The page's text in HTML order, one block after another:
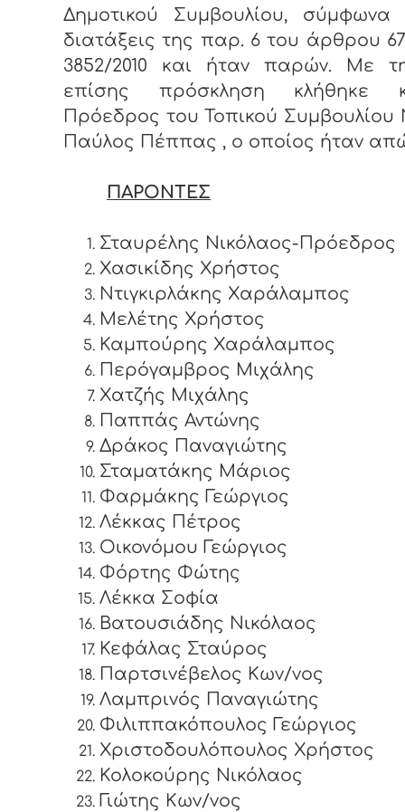
Δημοτικού Συμβουλίου, σύμφωνα
διατάξεις της παρ. 6 του άρθρου
3852/2010 και ήταν παρών. Με
επίσης πρόσκληση κλήθηκε
Πρόεδρος του Τοπικού Συμβουλίου
Παύλος Πέππας , ο οποίος ήταν
ΠΑΡΟΝΤΕΣ
Σταυρέλης Νικόλαος-Πρόεδρος
Χασικίδης Χρήστος
Ντιγκιρλάκης Χαράλαμπος
Μελέτης Χρήστος
Καμπούρης Χαράλαμπος
Περόγαμβρος Μιχάλης
Χατζής Μιχάλης
Παππάς Αντώνης
Δράκος Παναγιώτης
Σταματάκης Μάριος
Φαρμάκης Γεώργιος
Λέκκας Πέτρος
Οικονόμου Γεώργιος
Φόρτης Φώτης
Λέκκα Σοφία
Βατουσιάδης Νικόλαος
Κεφάλας Σταύρος
Παρτσινέβελος Κων/νος
Λαμπρινός Παναγιώτης
Φιλιππακόπουλος Γεώργιος
Χριστοδουλόπουλος Χρήστος
Κολοκούρης Νικόλαος
Γιώτης Κων/νος